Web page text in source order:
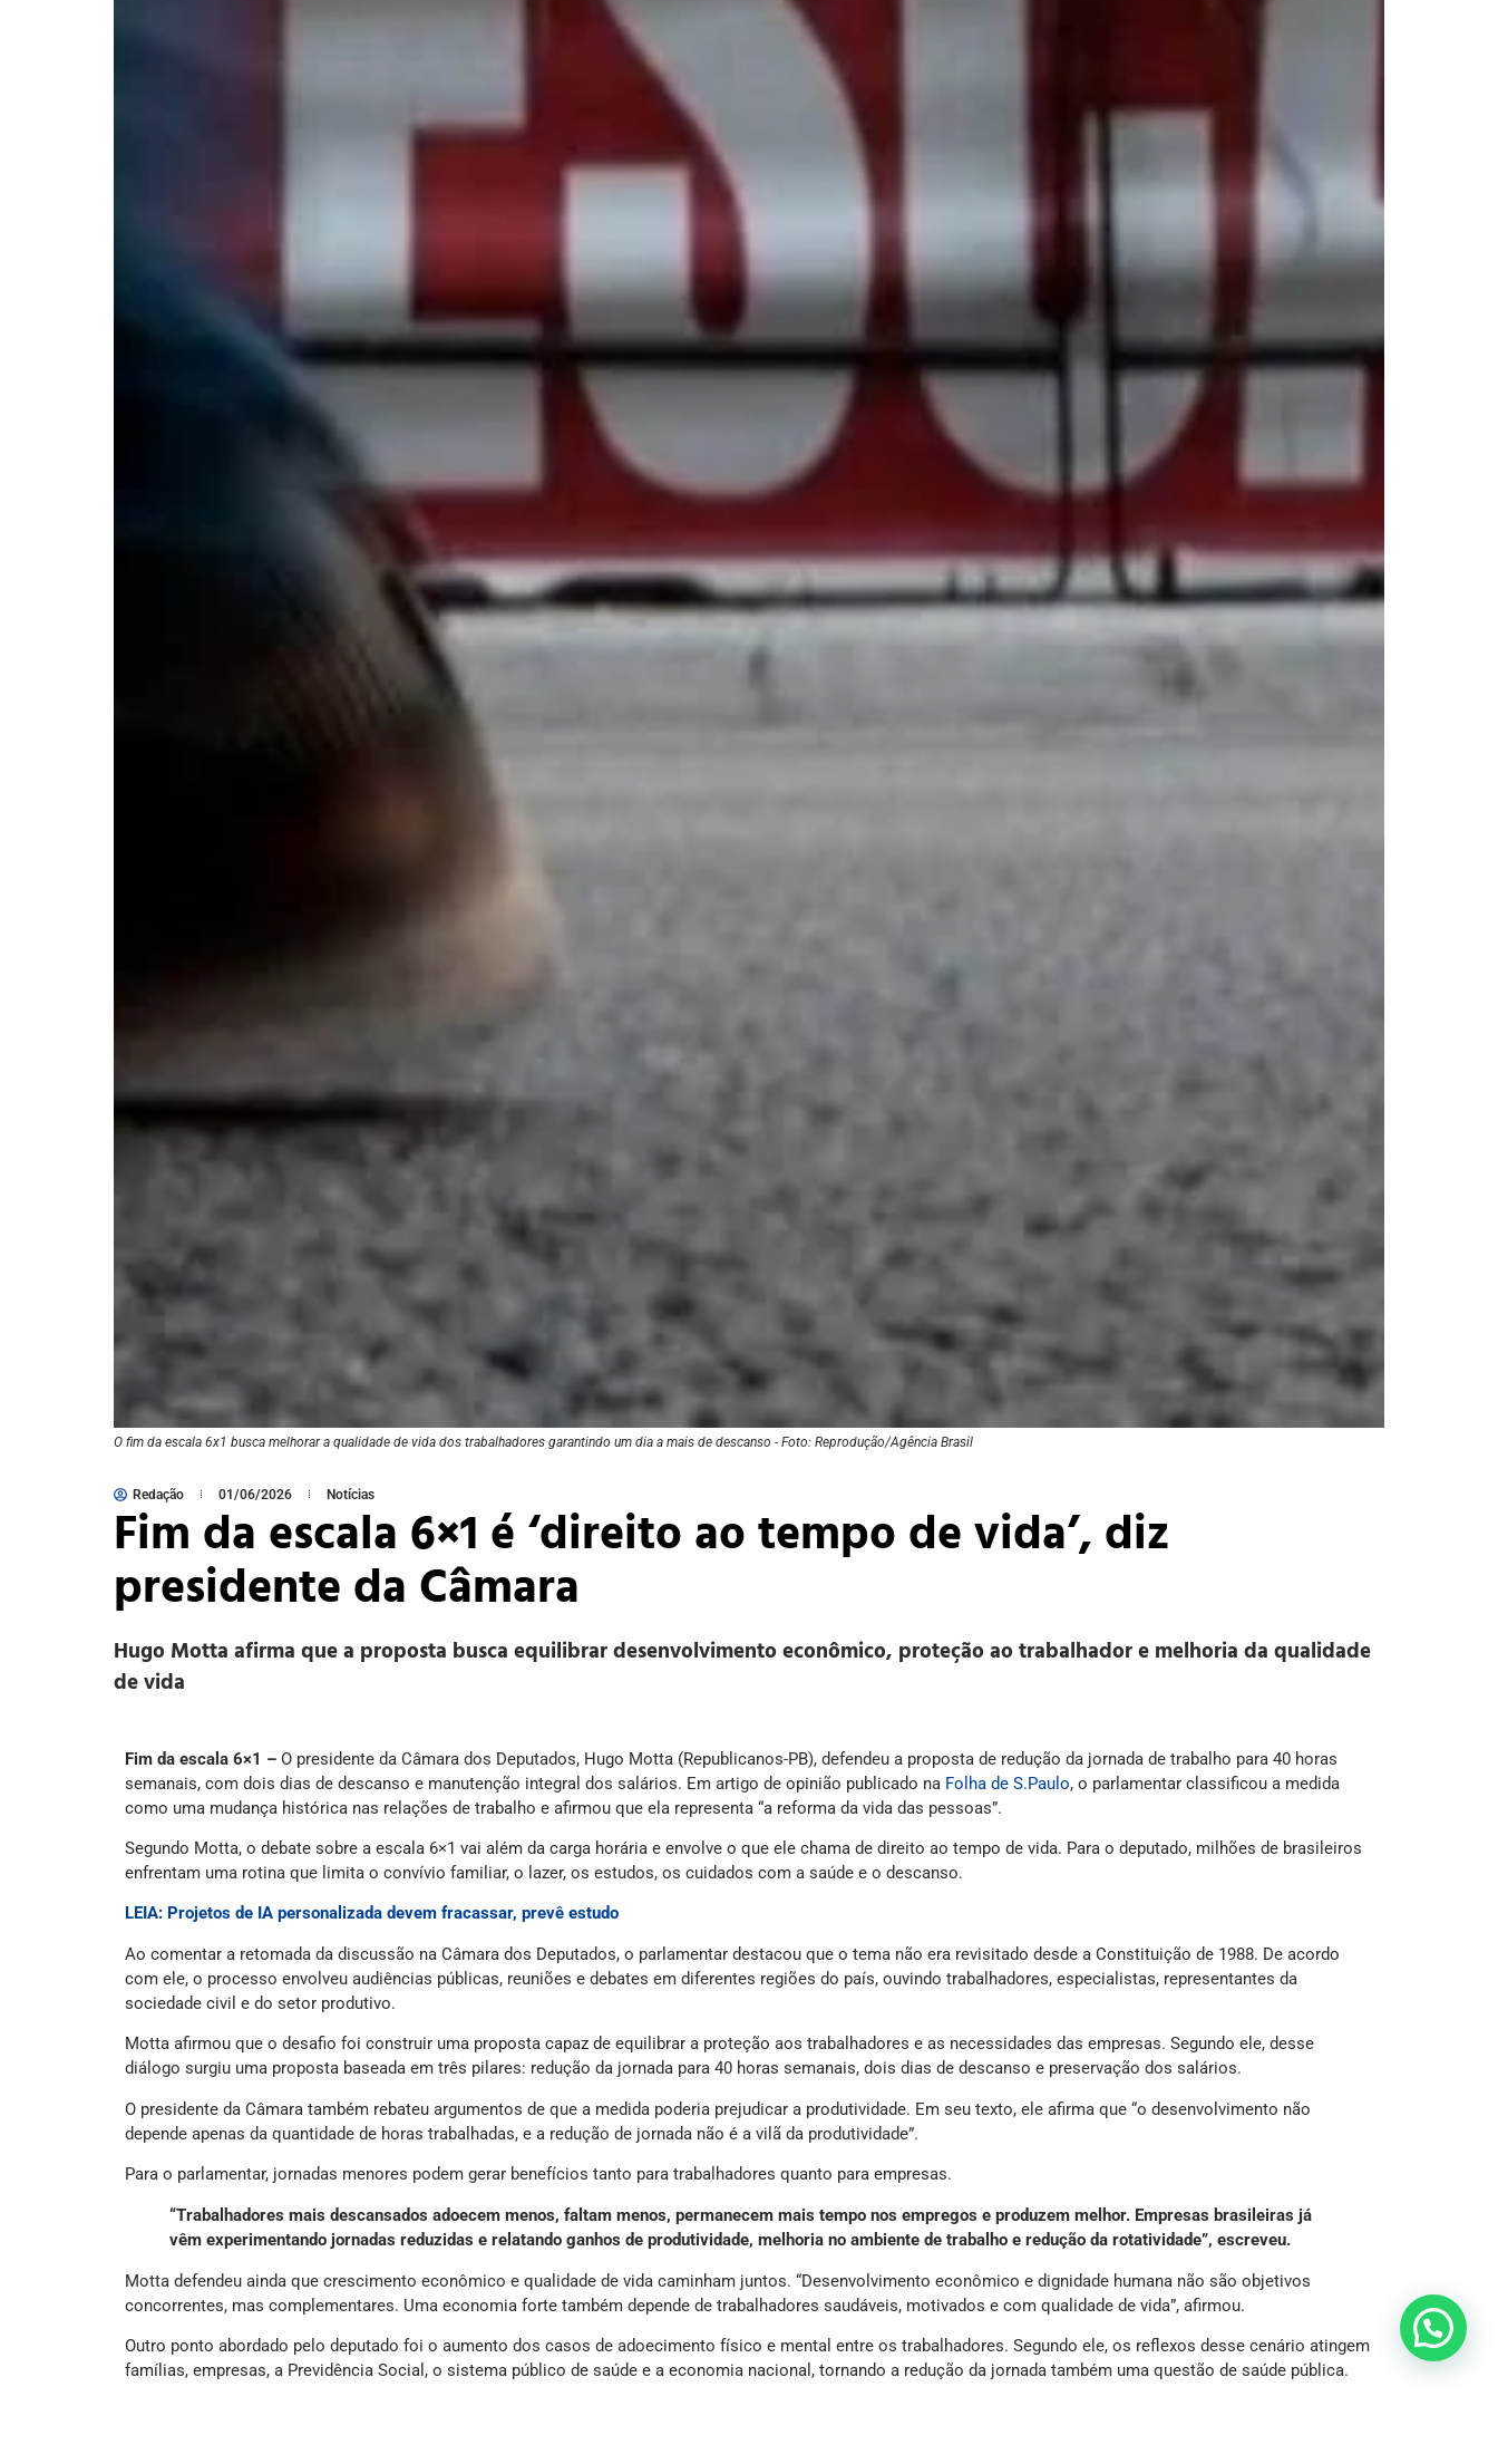
O fim da escala 6x1 busca melhorar a qualidade de vida dos trabalhadores garantindo um dia a mais de descanso - Foto: Reprodução/Agência Brasil
Redação 01/06/2026 Notícias
Fim da escala 6×1 é ‘direito ao tempo de vida’, diz
presidente da Câmara
Hugo Motta afirma que a proposta busca equilibrar desenvolvimento econômico, proteção ao trabalhador e melhoria da qualidade
de vida
Fim da escala 6×1 – O presidente da Câmara dos Deputados, Hugo Motta (Republicanos-PB), defendeu a proposta de redução da jornada de trabalho para 40 horas
semanais, com dois dias de descanso e manutenção integral dos salários. Em artigo de opinião publicado na Folha de S.Paulo, o parlamentar classificou a medida
como uma mudança histórica nas relações de trabalho e afirmou que ela representa “a reforma da vida das pessoas”.
Segundo Motta, o debate sobre a escala 6×1 vai além da carga horária e envolve o que ele chama de direito ao tempo de vida. Para o deputado, milhões de brasileiros
enfrentam uma rotina que limita o convívio familiar, o lazer, os estudos, os cuidados com a saúde e o descanso.
LEIA: Projetos de IA personalizada devem fracassar, prevê estudo
Ao comentar a retomada da discussão na Câmara dos Deputados, o parlamentar destacou que o tema não era revisitado desde a Constituição de 1988. De acordo
com ele, o processo envolveu audiências públicas, reuniões e debates em diferentes regiões do país, ouvindo trabalhadores, especialistas, representantes da
sociedade civil e do setor produtivo.
Motta afirmou que o desafio foi construir uma proposta capaz de equilibrar a proteção aos trabalhadores e as necessidades das empresas. Segundo ele, desse
diálogo surgiu uma proposta baseada em três pilares: redução da jornada para 40 horas semanais, dois dias de descanso e preservação dos salários.
O presidente da Câmara também rebateu argumentos de que a medida poderia prejudicar a produtividade. Em seu texto, ele afirma que “o desenvolvimento não
depende apenas da quantidade de horas trabalhadas, e a redução de jornada não é a vilã da produtividade”.
Para o parlamentar, jornadas menores podem gerar benefícios tanto para trabalhadores quanto para empresas.
“Trabalhadores mais descansados adoecem menos, faltam menos, permanecem mais tempo nos empregos e produzem melhor. Empresas brasileiras já
vêm experimentando jornadas reduzidas e relatando ganhos de produtividade, melhoria no ambiente de trabalho e redução da rotatividade”, escreveu.
Motta defendeu ainda que crescimento econômico e qualidade de vida caminham juntos. “Desenvolvimento econômico e dignidade humana não são objetivos
concorrentes, mas complementares. Uma economia forte também depende de trabalhadores saudáveis, motivados e com qualidade de vida”, afirmou.
Outro ponto abordado pelo deputado foi o aumento dos casos de adoecimento físico e mental entre os trabalhadores. Segundo ele, os reflexos desse cenário atingem
famílias, empresas, a Previdência Social, o sistema público de saúde e a economia nacional, tornando a redução da jornada também uma questão de saúde pública.